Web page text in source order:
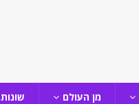
מן העולם שונות